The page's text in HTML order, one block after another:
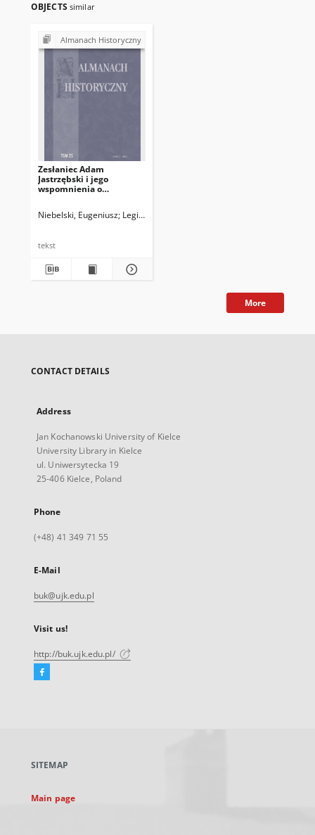
OBJECTS similar
Almanach Historyczny
Zesłaniec Adam
Jastrzębski i jego
wspomnienia o
Niebelski, Eugeniusz Legieć, Jacek. Red.
tekst
More
CONTACT DETAILS
Address
Jan Kochanowski University of Kielce
University Library in Kielce
ul. Uniwersytecka 19
25-406 Kielce, Poland
Phone
(+48) 41 349 71 55
E-Mail
buk@ujk.edu.pl
Visit us!
http://buk.ujk.edu.pl/
Facebook
new
SITEMAP
Main page